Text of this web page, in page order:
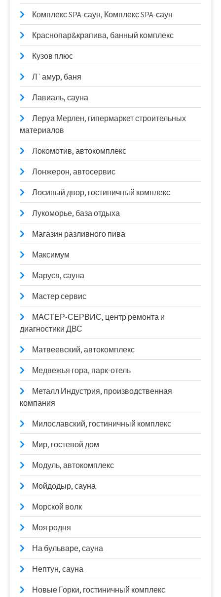
Комплекс SPA-саун, Комплекс SPA-саун
Краснопар&крапива, банный комплекс
Кузов плюс
Л`амур, баня
Лавиаль, сауна
Леруа Мерлен, гипермаркет строительных
материалов
Локомотив, автокомплекс
Лонжерон, автосервис
Лосиный двор, гостиничный комплекс
Лукоморье, база отдыха
Магазин разливного пива
Максимум
Маруся, сауна
Мастер сервис
МАСТЕР-СЕРВИС, центр ремонта и
диагностики ДВС
Матвеевский, автокомплекс
Медвежья гора, парк-отель
Металл Индустрия, производственная
компания
Милославский, гостиничный комплекс
Мир, гостевой дом
Модуль, автокомплекс
Мойдодыр, сауна
Морской волк
Моя родня
На бульваре, сауна
Нептун, сауна
Новые Горки, гостиничный комплекс